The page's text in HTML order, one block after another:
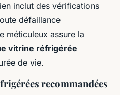
inclut des vérifications
défaillance
méticuleux assure la
vitrine réfrigérée
de vie.
recommandées